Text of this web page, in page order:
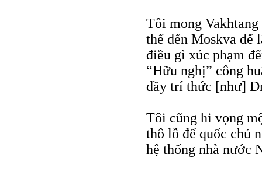
Tôi mong
thể đến Moskva
điều gì xúc phạm
“Hữu nghị” công
đầy trí thức [như]
Tôi cũng hi vọng
thô lỗ đế quốc chủ
hệ thống nhà nước